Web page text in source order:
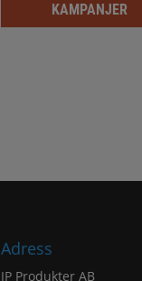
KAMPANJER
Adress
IP Produkter AB